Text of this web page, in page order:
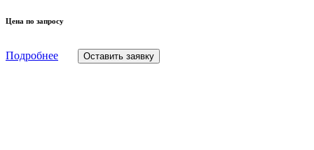
Цена по запросу
Подробнее Оставить заявку